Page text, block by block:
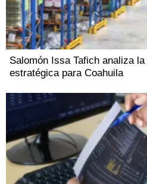
Salomón Issa Tafich analiza
estratégica para Coahuila